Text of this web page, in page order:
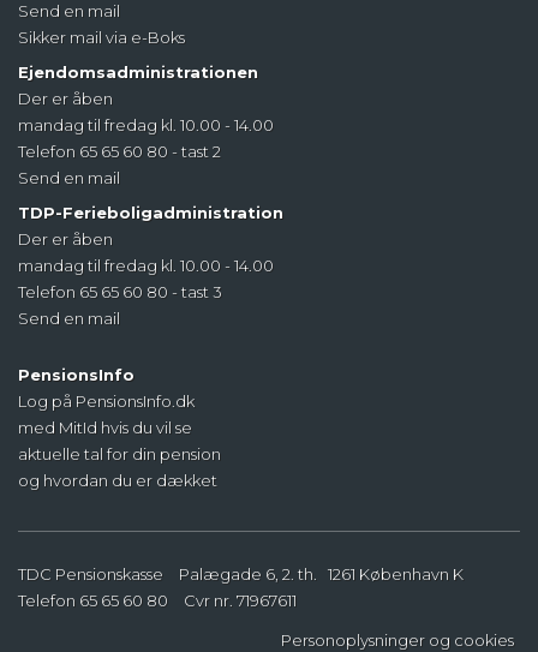
Send en mail
Sikker mail via e-Boks
Ejendomsadministrationen
Der er åben
mandag til fredag kl. 10.00 - 14.00
Telefon 65 65 60 80 - tast 2
Send en mail
TDP-Ferieboligadministration
Der er åben
mandag til fredag kl. 10.00 - 14.00
Telefon 65 65 60 80 - tast 3
Send en mail
PensionsInfo
Log på PensionsInfo.dk
med MitId hvis du vil se
aktuelle tal for din pension
og hvordan du er dækket
TDC Pensionskasse Palægade 6, 2. th. 1261 København K
Telefon 65 65 60 80 Cvr nr. 71967611
Personoplysninger og cookies